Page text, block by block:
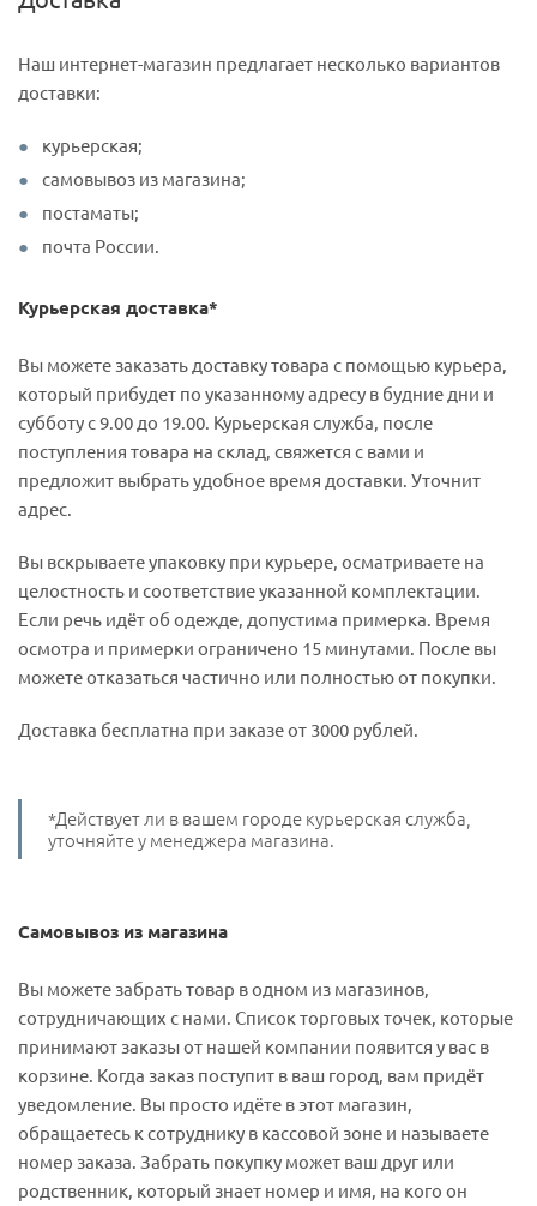
Наш интернет-магазин предлагает несколько вариантов
доставки:
курьерская;
самовывоз из магазина;
постаматы;
почта России.
Курьерская доставка*
Вы можете заказать доставку товара с помощью курьера,
который прибудет по указанному адресу в будние дни и
субботу с 9.00 до 19.00. Курьерская служба, после
поступления товара на склад, свяжется с вами и
предложит выбрать удобное время доставки. Уточнит
адрес.
Вы вскрываете упаковку при курьере, осматриваете на
целостность и соответствие указанной комплектации.
Если речь идёт об одежде, допустима примерка. Время
осмотра и примерки ограничено 15 минутами. После вы
можете отказаться частично или полностью от покупки.
Доставка бесплатна при заказе от 3000 рублей.
*Действует ли в вашем городе курьерская служба,
уточняйте у менеджера магазина.
Самовывоз из магазина
Вы можете забрать товар в одном из магазинов,
сотрудничающих с нами. Список торговых точек, которые
принимают заказы от нашей компании появится у вас в
корзине. Когда заказ поступит в ваш город, вам придёт
уведомление. Вы просто идёте в этот магазин,
обращаетесь к сотруднику в кассовой зоне и называете
номер заказа. Забрать покупку может ваш друг или
родственник, который знает номер и имя, на кого он